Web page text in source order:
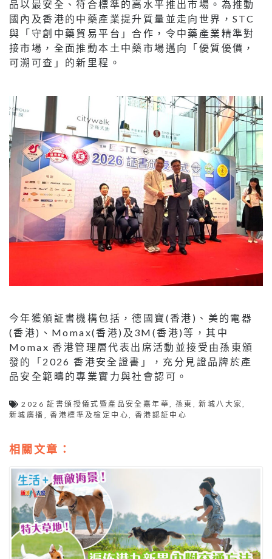
品以最安全、符合標準的高水平推出市場。為推動
國內及香港的中藥產業提升質量並走向世界，STC
與「守創中藥貿易平台」合作，令中藥產業精準對
接市場，全面推動本土中藥市場邁向「優質優價，
可溯可查」的新里程。
今年獲頒証書機構包括，德國寶(香港)、美的電器
(香港)、Momax(香港)及3M(香港)等，其中
Momax 香港管理層代表出席活動並接受由孫東頒
發的「2026 香港安全證書」，充分見證品牌於產
品安全範疇的專業實力與社會認可。
2026 証書頒授儀式暨產品安全嘉年華, 孫東 ,新城八大家,
新城廣播 ,香港標準及檢定中心, 香港認証中心
相關文章：